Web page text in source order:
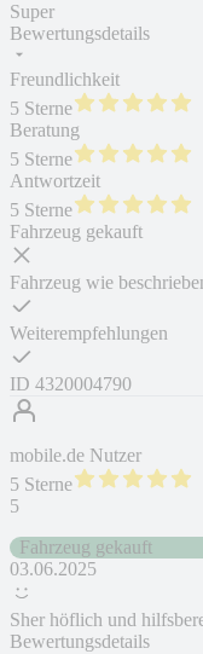
Super
Bewertungsdetails
Freundlichkeit
5 Sterne
Beratung
5 Sterne
Antwortzeit
5 Sterne
Fahrzeug gekauft
Fahrzeug wie
Weiterempfehlungen
ID 4320004790
mobile.de Nutzer
5 Sterne
5
Fahrzeug gekauft
03.06.2025
Sher höflich und
Bewertungsdetails